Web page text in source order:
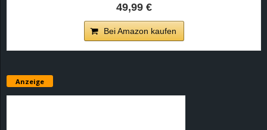
49,99 €
Bei Amazon kaufen
Anzeige